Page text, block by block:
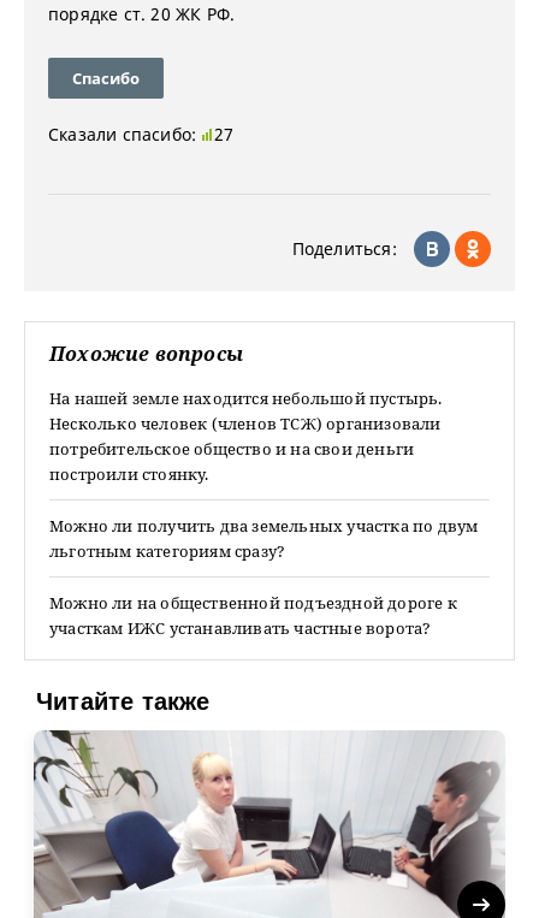
порядке ст. 20 ЖК РФ.
Спасибо
Сказали спасибо: 27
Поделиться:
Похожие вопросы
На нашей земле находится небольшой пустырь.
Несколько человек (членов ТСЖ) организовали
потребительское общество и на свои деньги
построили стоянку.
Можно ли получить два земельных участка по двум
льготным категориям сразу?
Можно ли на общественной подъездной дороге к
участкам ИЖС устанавливать частные ворота?
Читайте также
Next